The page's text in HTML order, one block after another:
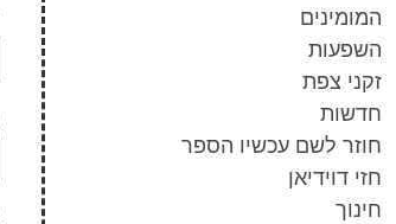
המומינים
השפעות
זקני צפת
חדשות
חוזר לשם עכשיו הספר
חזי דוידיאן
חינוך